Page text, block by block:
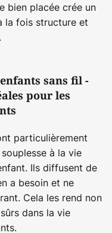
bien placée crée un
la fois structure et
sans fil -
pour les
particulièrement
à la vie
Ils diffusent de
a besoin et ne
Cela les rend non
dans la vie